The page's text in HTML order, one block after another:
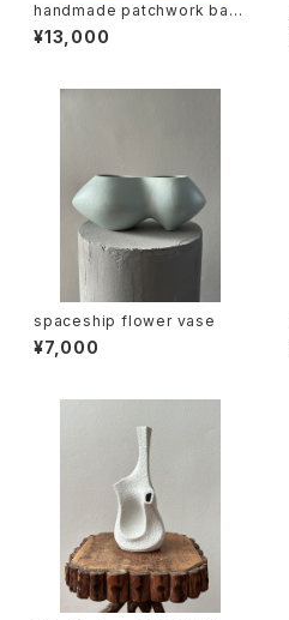
handmade patchwork bas
ket (folk art)
¥13,000
spaceship flower vase
¥7,000